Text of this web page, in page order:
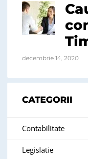
decembrie 14, 2020
CATEGORII
Contabilitate
Legislatie